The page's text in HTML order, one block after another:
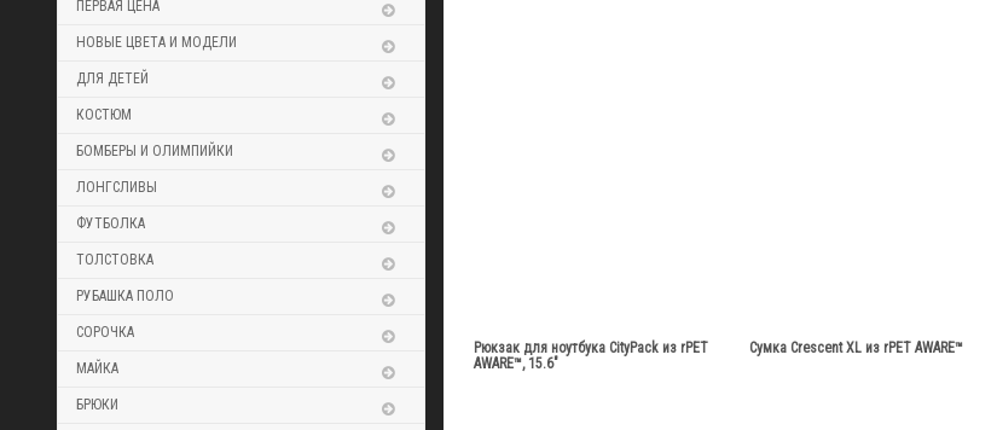
ПЕРВАЯ ЦЕНА
НОВЫЕ ЦВЕТА И МОДЕЛИ
ДЛЯ ДЕТЕЙ
КОСТЮМ
БОМБЕРЫ И ОЛИМПИЙКИ
ЛОНГСЛИВЫ
ФУТБОЛКА
ТОЛСТОВКА
РУБАШКА ПОЛО
СОРОЧКА
МАЙКА
БРЮКИ
Рюкзак для ноутбука CityPack из rPET
AWARE™, 15.6"
Сумка Crescent XL из rPET AWARE™